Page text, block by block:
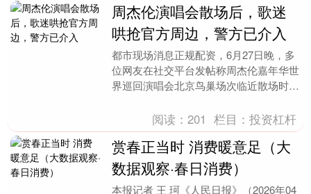
周杰伦演唱会散场后，歌迷
哄抢官方周边，警方已介入
都市现场消息正规配资，6月27日晚，多
位网友在社交平台发帖称周杰伦嘉年华世
界巡回演唱会北京鸟巢场次临近散场时突
处寻找遮挡物，....
阅读：201 栏目：投资杠杆
赏春正当时 消费暖意足（大
数据观察·春日消费）
本报记者 王 珂《人民日报》（2026年04